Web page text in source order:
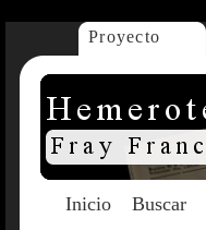
Proyecto
Inicio Buscar